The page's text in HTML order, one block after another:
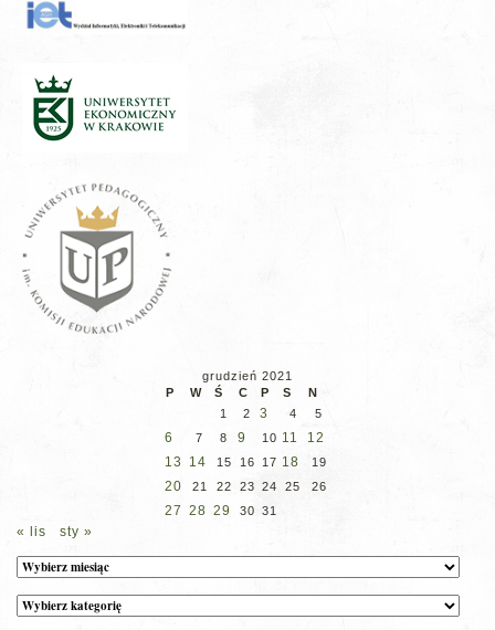
grudzień 2021
P
W Ś C P S
N
1
2 3 4 5
6 7 8 9 10 11
12
13
14 15 16 17 18 19
20 21 22 23 24 25 26
27 28 29 30 31
« lis sty »
Archiwum
Kategorie
wpisów